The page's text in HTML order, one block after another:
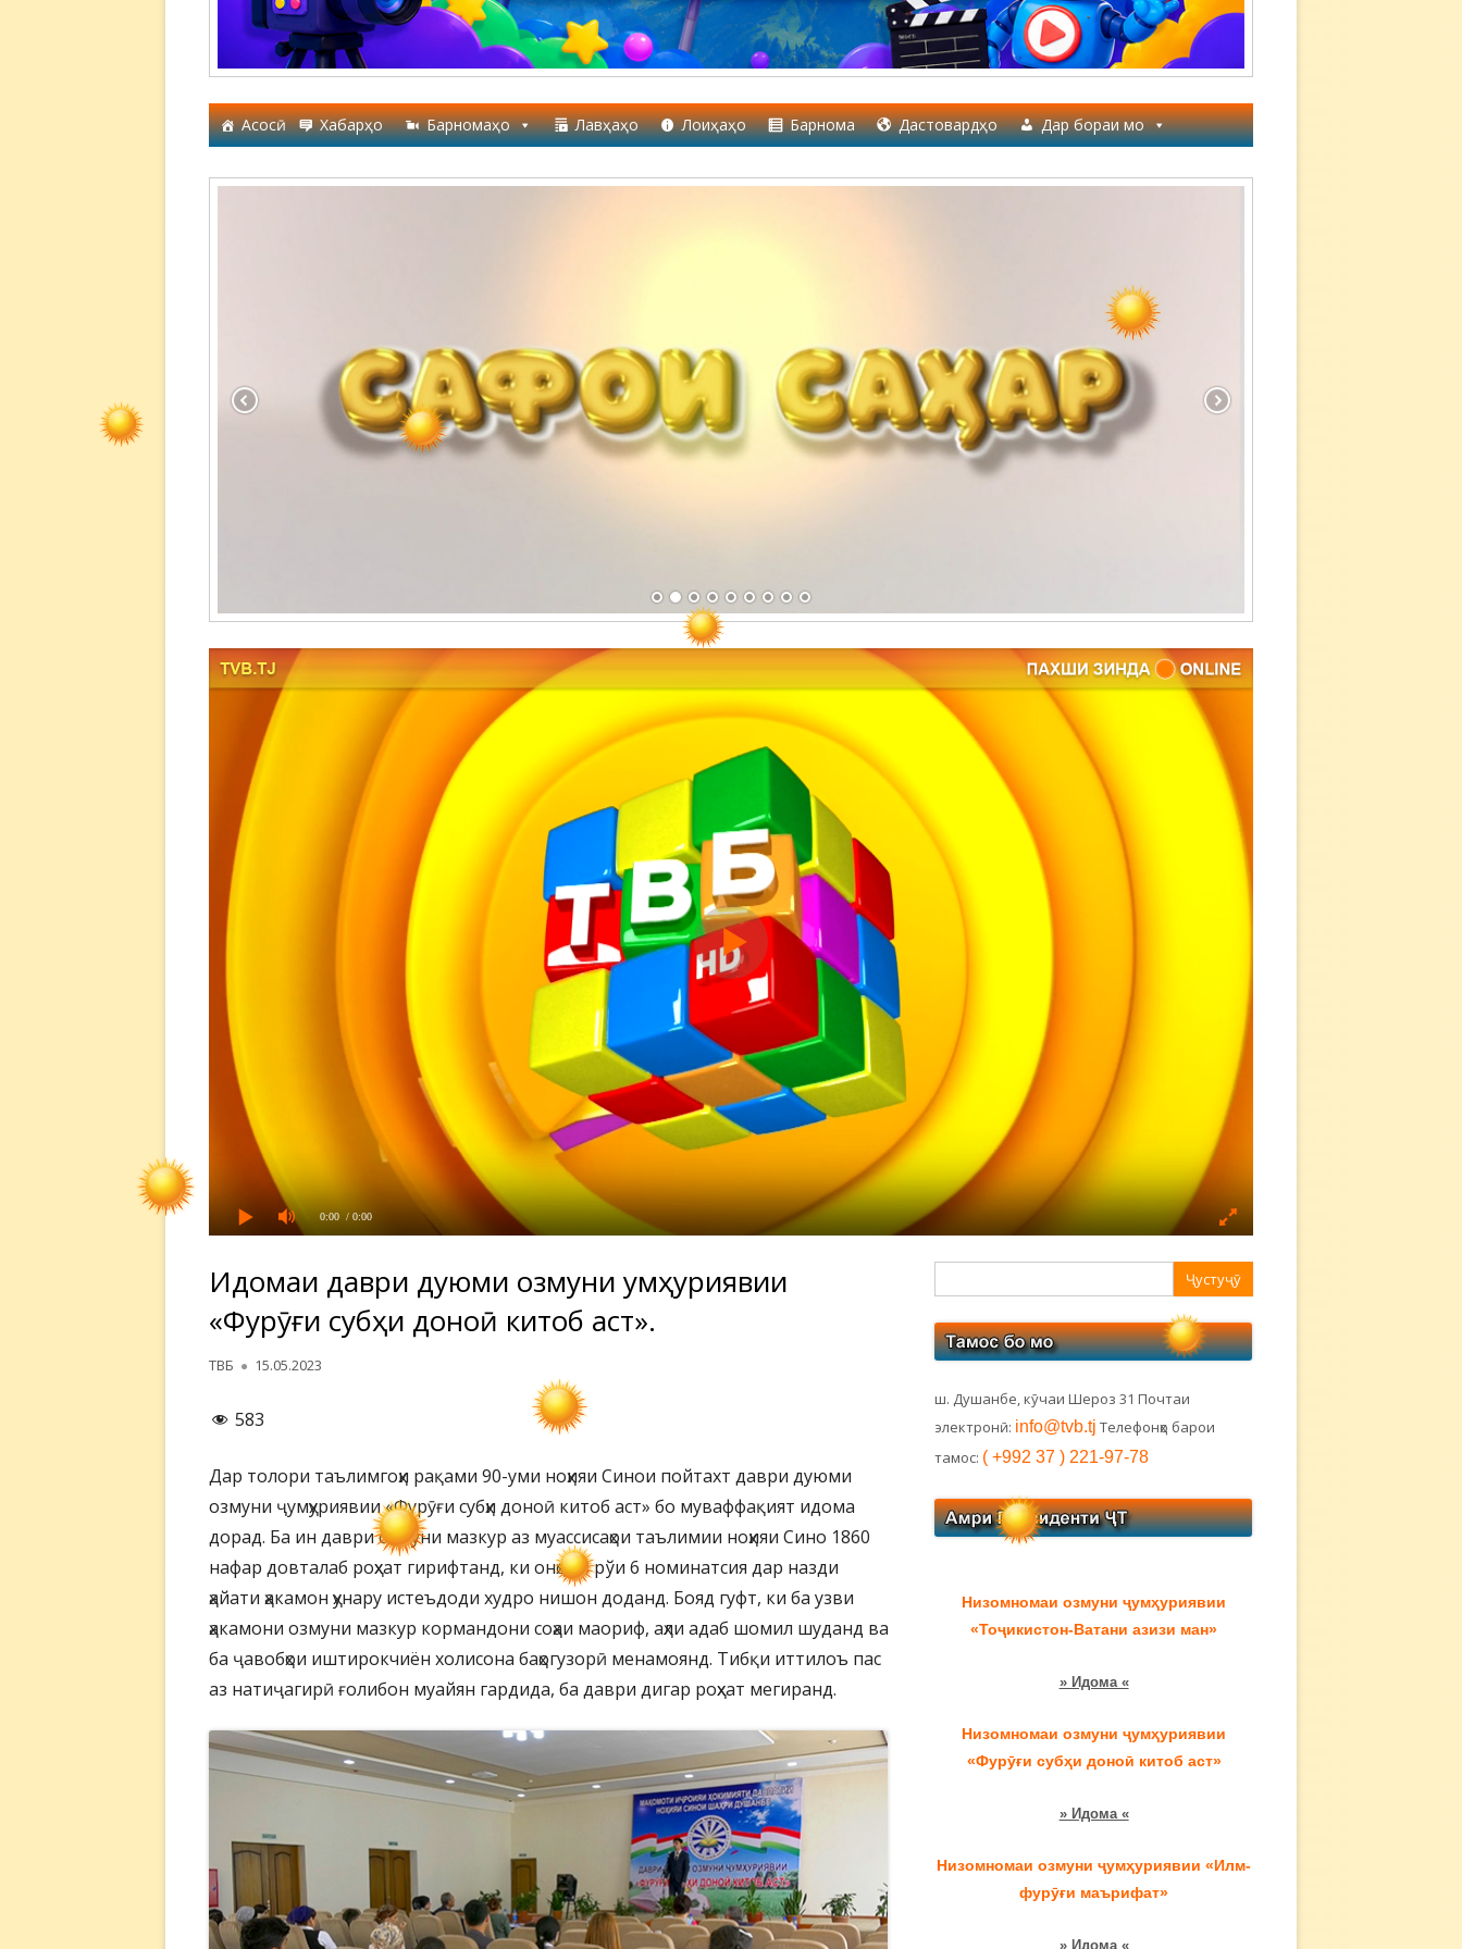
Асосӣ Хабарҳо Барномаҳо Лавҳаҳо Лоиҳаҳо Барнома Дастовардҳо Дар бораи мо
0:00 / 0:00
Идомаи даври дуюми озмуни ҷумҳуриявии
«Фурӯғи субҳи доноӣ китоб аст».
Автор
ТВБ Опубликовано
15.05.2023
583
Дар толори таълимгоҳи рақами 90-уми ноҳияи Синои пойтахт даври дуюми
озмуни ҷумҳуриявии «Фурӯғи субҳи доноӣ китоб аст» бо муваффақият идома
дорад. Ба ин даври озмуни мазкур аз муассисаҳои таълимии ноҳияи Сино 1860
нафар довталаб роҳхат гирифтанд, ки онҳо аз рўи 6 номинатсия дар назди
ҳайати ҳакамон ҳунару истеъдоди худро нишон доданд. Бояд гуфт, ки ба узви
ҳакамони озмуни мазкур кормандони соҳаи маориф, аҳли адаб шомил шуданд ва
ба ҷавобҳои иштирокчиён холисона баҳогузорӣ менамоянд. Тибқи иттилоъ пас
аз натиҷагирӣ ғолибон муайян гардида, ба даври дигар роҳхат мегиранд.
боковая
ш. Душанбе, кӯчаи Шероз 31 Почтаи
электронӣ: info@tvb.tj Телефонҳо барои
тамос: ( +992 37 ) 221-97-78
Низомномаи озмуни ҷумҳуриявии
«Тоҷикистон-Ватани азизи ман»
» Идома «
Низомномаи озмуни ҷумҳуриявии
«Фурӯғи субҳи доноӣ китоб аст»
» Идома «
Низомномаи озмуни ҷумҳуриявии «Илм-
фурӯғи маърифат»
» Идома «